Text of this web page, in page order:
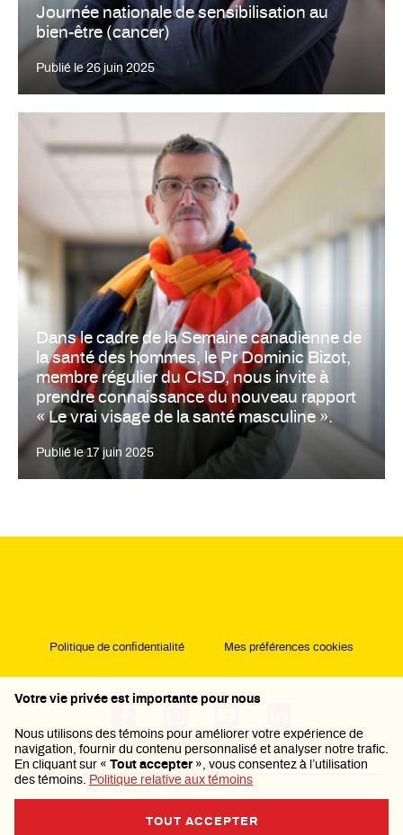
Journée nationale de sensibilisation au
bien-être (cancer)
Publié le26 juin 2025
Dans le cadre de la Semaine canadienne de
la santé des hommes, le Pr Dominic Bizot,
membre régulier du CISD, nous invite à
prendre connaissance du nouveau rapport
« Le vrai visage de la santé masculine ».
Publié le17 juin 2025
Politique de confidentialité Mes préférences cookies
Votre vie privée est importante pour nous
Nous utilisons des témoins pour améliorer votre expérience de
navigation, fournir du contenu personnalisé et analyser notre trafic.
En cliquant sur « Tout accepter», vous consentez à l’utilisation
des témoins. Politique relative aux témoins
TOUT ACCEPTER